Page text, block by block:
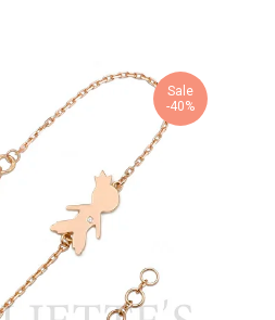
Sale
-40%